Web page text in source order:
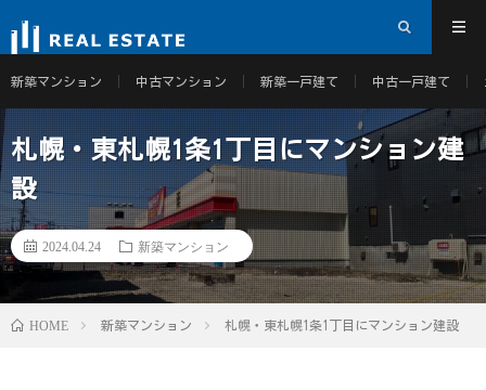
新築マンション 中古マンション 新築一戸建て 中古一戸建て
札幌・東札幌1条1丁目にマンション建
設
2024.04.24 新築マンション
HOME 新築マンション 札幌・東札幌1条1丁目にマンション建設